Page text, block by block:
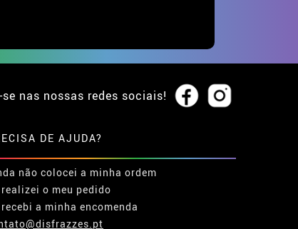
nas nossas redes sociais!
DE AJUDA?
não colocei a minha ordem
o meu pedido
a minha encomenda